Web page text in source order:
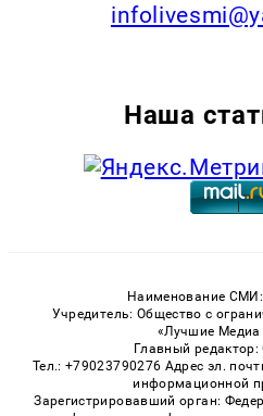
Наша
Наименование
Учредитель: Общество с
«Лучшие Медиа
Главный
Тел.: +79023790276 Адрес эл.
информационной
Зарегистрировавший орган: